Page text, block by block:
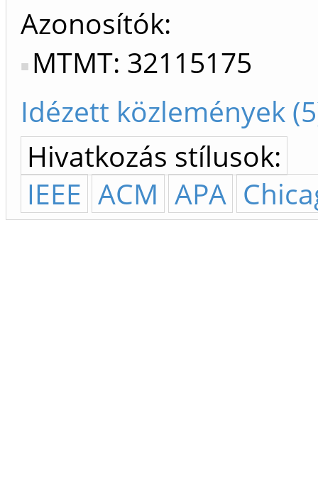
Azonosítók
MTMT: 32115175
Idézett közlemények
Hivatkozás stílusok:
IEEE ACM APA